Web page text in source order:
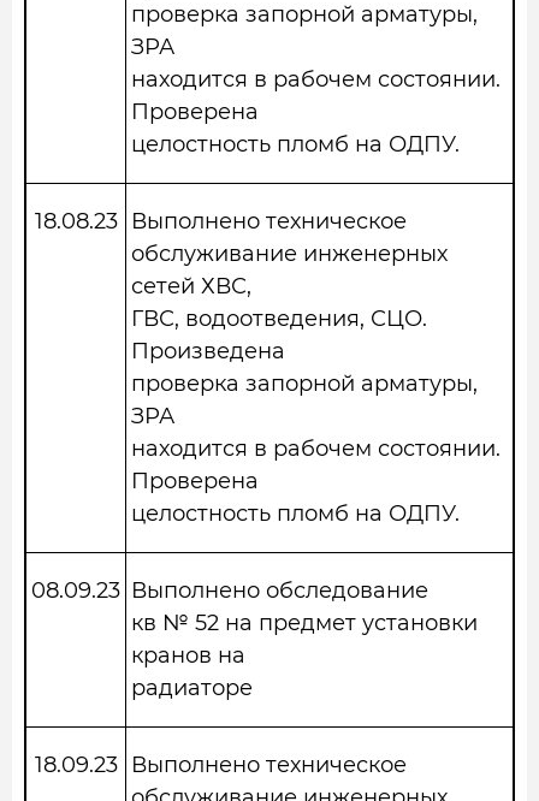
проверка запорной арматуры,
ЗРА
находится в рабочем состоянии.
Проверена
целостность пломб на ОДПУ.
18.08.23
Выполнено техническое
обслуживание инженерных
сетей ХВС,
ГВС, водоотведения, СЦО.
Произведена
проверка запорной арматуры,
ЗРА
находится в рабочем состоянии.
Проверена
целостность пломб на ОДПУ.
08.09.23 Выполнено обследование
кв № 52 на предмет установки
кранов на
радиаторе
18.09.23
Выполнено техническое